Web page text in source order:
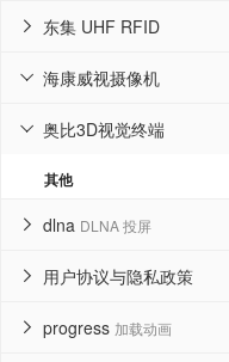
东集 UHF RFID

海康威视摄像机

奥比3D视觉终端

其他
dlna DLNA 投屏

用户协议与隐私政策

progress 加载动画
